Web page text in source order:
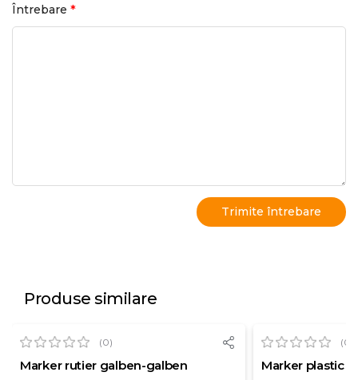
Întrebare *
Produse similare
(0)
Marker rutier galben-galben
(0)
Marker plastic